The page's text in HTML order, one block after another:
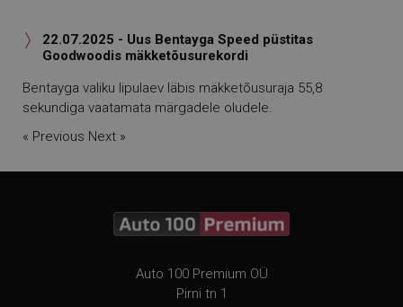

22.07.2025 - Uus Bentayga Speed püstitas
Goodwoodis mäkketõusurekordi
Bentayga valiku lipulaev läbis mäkketõusuraja 55,8
sekundiga vaatamata märgadele oludele.
« Previous Next »
Auto 100 Premium OÜ
Pirni tn 1